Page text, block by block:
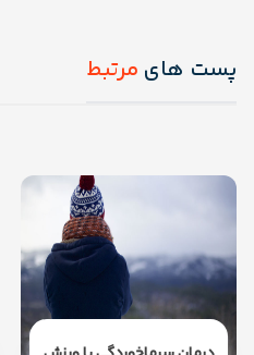
پست های مرتبط